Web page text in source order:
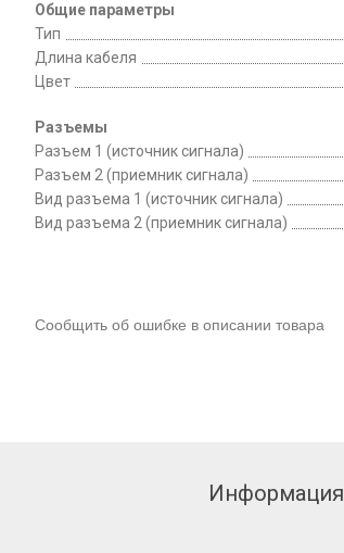
Общие параметры
Тип
Длина кабеля
Цвет
Разъемы
Разъем 1 (источник сигнала)
Разъем 2 (приемник сигнала)
Вид разъема 1 (источник сигнала)
Вид разъема 2 (приемник сигнала)
Сообщить об ошибке в описании товара
Информация